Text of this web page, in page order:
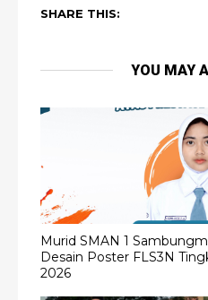
SHARE THIS:
YOU MAY
Murid SMAN 1
Desain Poster FLS3N
2026